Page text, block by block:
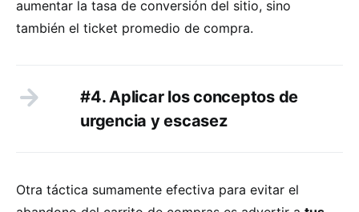
aumentar la tasa de conversión del sitio, sino
también el ticket promedio de compra.
#4. Aplicar los conceptos de
urgencia y escasez
Otra táctica sumamente efectiva para evitar el